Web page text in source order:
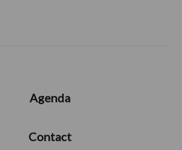
Agenda
Contact